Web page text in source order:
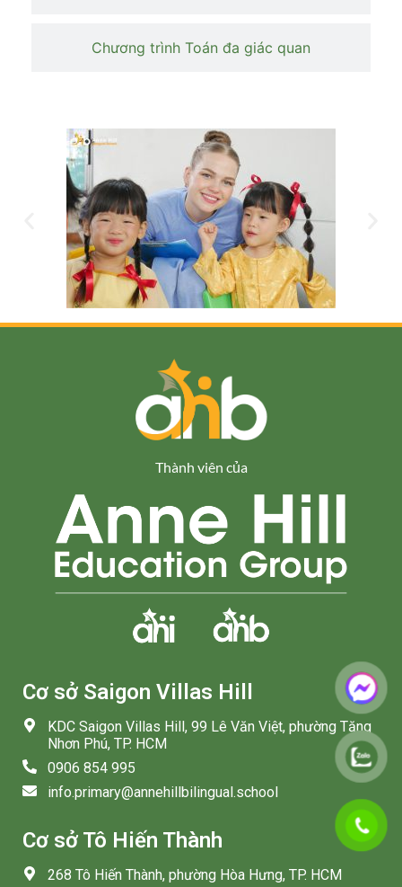
Chương trình Toán đa giác quan
Thành viên của
Cơ sở Saigon Villas Hill
KDC Saigon Villas Hill, 99 Lê Văn Việt, phường Tăng
Nhơn Phú, TP. HCM
0906 854 995
info.primary@annehillbilingual.school
Cơ sở Tô Hiến Thành
268 Tô Hiến Thành, phường Hòa Hưng, TP. HCM